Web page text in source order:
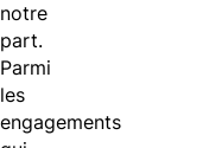
notre
part.
Parmi
les
engagements